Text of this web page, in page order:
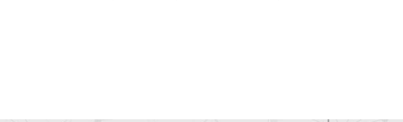
تقسیم می شوند. لامپ بخار